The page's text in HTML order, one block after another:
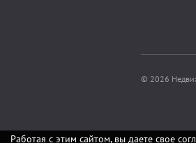
© 2026
Работая с этим сайтом, вы даете свое